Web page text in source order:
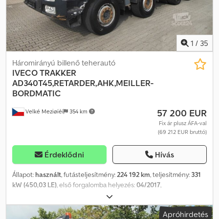
1 / 35
Velké Meziøíèí 354 km
Háromirányú billenő teherautó
IVECOTRAKKER
AD340T45,RETARDER,AHK,MEILLER-
BORDMATIC
57 200 EUR
Fix ár plusz ÁFA-val
(69 212 EUR bruttó)
Érdeklődni Hívás
Állapot: használt, futásteljesítmény:224 192 km, teljesítmény: 331
kW (450,03 LE), első forgalomba helyezés:04/2017,
, össztömeg:
3 tengely, fékek:retarder, szín:fehér, hajtástípus:automata,
kibocsátási osztály:Euro 6, raktér hossza:5 810 mm , rakodótér
Apróhirdetés